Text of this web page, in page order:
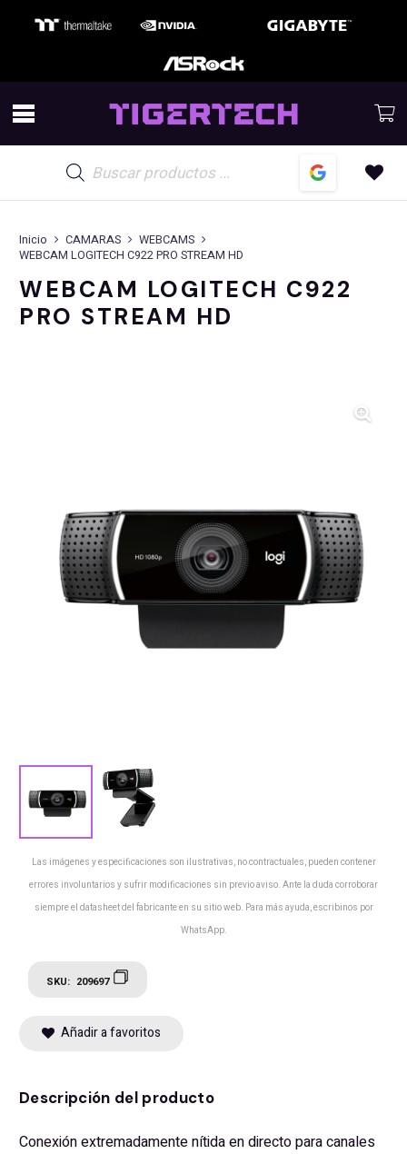
de
productos
Inicio CAMARAS
WEBCAMS
WEBCAM LOGITECH C922 PRO STREAM HD
WEBCAM LOGITECH C922
PRO STREAM HD
Las imágenes y especificaciones son ilustrativas, no contractuales, pueden contener
errores involuntarios y sufrir modificaciones sin previo aviso. Ante la duda corroborar
siempre el datasheet del fabricante en su sitio web. Para más ayuda, escribinos por
WhatsApp.
SKU: 209697
Añadir a favoritos
Descripción del producto
Conexión extremadamente nítida en directo para canales